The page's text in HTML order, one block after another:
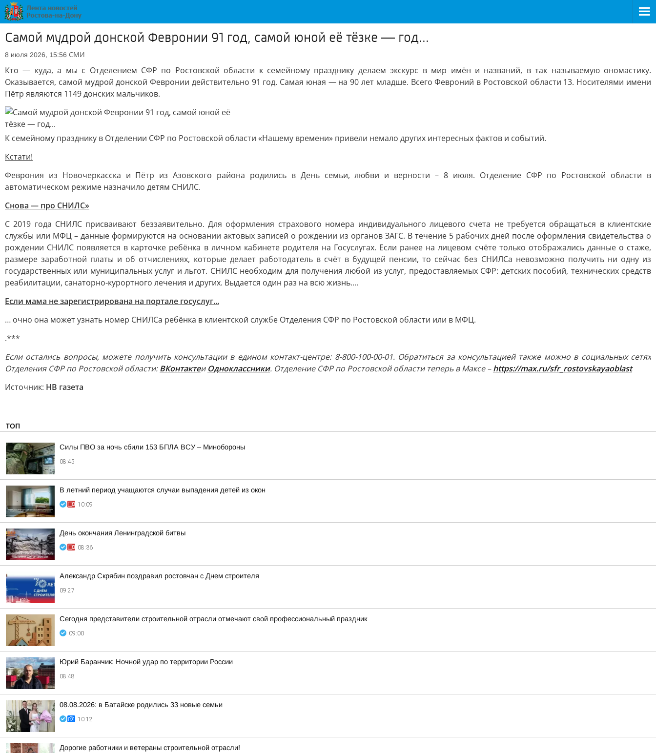
Самой мудрой донской Февронии 91 год, самой юной её тёзке — год...
8 июля 2026, 15:56 СМИ
Кто — куда, а мы с Отделением СФР по Ростовской области к семейному празднику делаем экскурс в мир имён и названий, в так называемую ономастику.
Оказывается, самой мудрой донской Февронии действительно 91 год. Самая юная — на 90 лет младше. Всего Февроний в Ростовской области 13. Носителями имени
Пётр являются 1149 донских мальчиков.
К семейному празднику в Отделении СФР по Ростовской области «Нашему времени» привели немало других интересных фактов и событий.
Кстати!
Феврония из Новочеркасска и Пётр из Азовского района родились в День семьи, любви и верности – 8 июля. Отделение СФР по Ростовской области в
автоматическом режиме назначило детям СНИЛС.
Снова — про СНИЛС»
С 2019 года СНИЛС присваивают беззаявительно. Для оформления страхового номера индивидуального лицевого счета не требуется обращаться в клиентские
службы или МФЦ – данные формируются на основании актовых записей о рождении из органов ЗАГС. В течение 5 рабочих дней после оформления свидетельства о
рождении СНИЛС появляется в карточке ребёнка в личном кабинете родителя на Госуслугах. Если ранее на лицевом счёте только отображались данные о стаже,
размере заработной платы и об отчислениях, которые делает работодатель в счёт в будущей пенсии, то сейчас без СНИЛСа невозможно получить ни одну из
государственных или муниципальных услуг и льгот. СНИЛС необходим для получения любой из услуг, предоставляемых СФР: детских пособий, технических средств
реабилитации, санаторно-курортного лечения и других. Выдается один раз на всю жизнь....
Если мама не зарегистрирована на портале госуслуг...
… очно она может узнать номер СНИЛСа ребёнка в клиентской службе Отделения СФР по Ростовской области или в МФЦ.
.***
Если остались вопросы, можете получить консультации в едином контакт-центре: 8-800-100-00-01. Обратиться за консультацией также можно в социальных сетях
Отделения СФР по Ростовской области:ВКонтактеи Одноклассники. Отделение СФР по Ростовской области теперь в Максе –https://max.ru/sfr_rostovskayaoblast
Источник: НВ газета
ТОП
Силы ПВО за ночь сбили 153 БПЛА ВСУ – Минобороны
08:45
В летний период учащаются случаи выпадения детей из окон
10:09
День окончания Ленинградской битвы
08:36
Александр Скрябин поздравил ростовчан с Днем строителя
09:27
Сегодня представители строительной отрасли отмечают свой профессиональный праздник
09:00
Юрий Баранчик: Ночной удар по территории России
08:48
08.08.2026: в Батайске родились 33 новые семьи
10:12
Дорогие работники и ветераны строительной отрасли!